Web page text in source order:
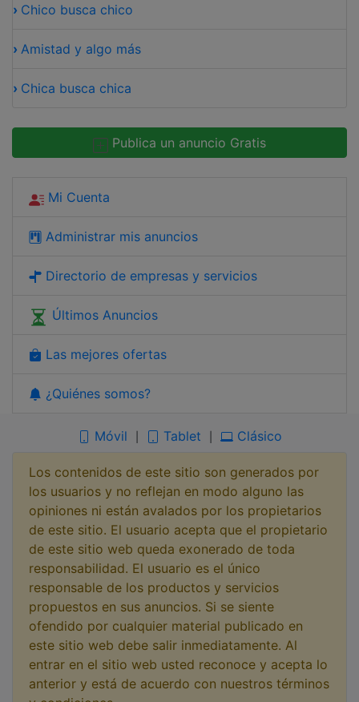
› Chico busca chico
› Amistad y algo más
› Chica busca chica
Publica un anuncio Gratis
Mi Cuenta
Administrar mis anuncios
Directorio de empresas y servicios
Últimos Anuncios
Las mejores ofertas
¿Quiénes somos?
Móvil Tablet Clásico
Los contenidos de este sitio son generados por
los usuarios y no reflejan en modo alguno las
opiniones ni están avalados por los propietarios
de este sitio. El usuario acepta que el propietario
de este sitio web queda exonerado de toda
responsabilidad. El usuario es el único
responsable de los productos y servicios
propuestos en sus anuncios. Si se siente
ofendido por cualquier material publicado en
este sitio web debe salir inmediatamente. Al
entrar en el sitio web usted reconoce y acepta lo
anterior y está de acuerdo con nuestros términos